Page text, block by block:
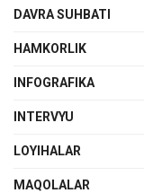
DAVRA SUHBATI
HAMKORLIK
INFOGRAFIKA
INTERVYU
LOYIHALAR
MAQOLALAR